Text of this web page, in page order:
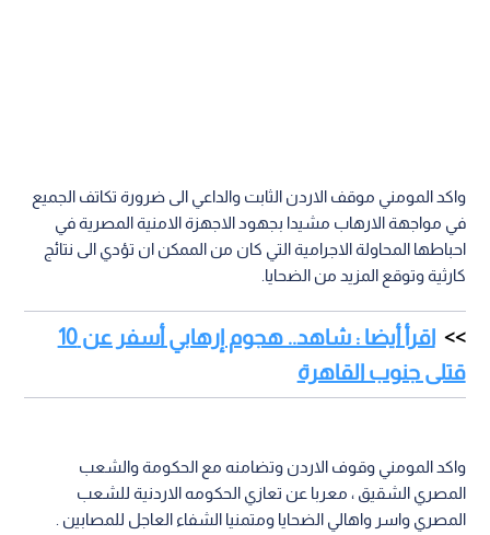
واكد المومني موقف الاردن الثابت والداعي الى ضرورة تكاتف الجميع
في مواجهة الارهاب مشيدا بجهود الاجهزة الامنية المصرية في
احباطها المحاولة الاجرامية التي كان من الممكن ان تؤدي الى نتائج
كارثية وتوقع المزيد من الضحايا.
اقرأ أيضا : شاهد.. هجوم إرهابي أسفر عن 10
قتلى جنوب القاهرة
واكد المومني وقوف الاردن وتضامنه مع الحكومة والشعب
المصري الشقيق ، معربا عن تعازي الحكومه الاردنية للشعب
المصري واسر واهالي الضحايا ومتمنيا الشفاء العاجل للمصابين .